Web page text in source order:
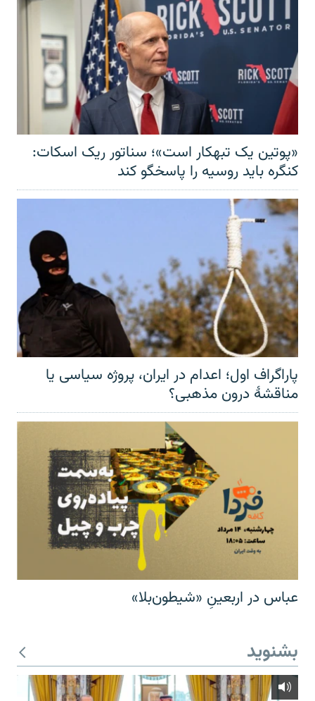
«پوتین یک تبهکار است»؛ سناتور ریک اسکات:
کنگره باید روسیه را پاسخگو کند
پاراگراف اول؛ اعدام در ایران، پروژه سیاسی یا
مناقشهٔ درون مذهبی؟
عباس در اربعینِ «شیطون‌بلا»
بشنوید